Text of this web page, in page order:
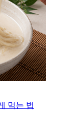
먹는 법